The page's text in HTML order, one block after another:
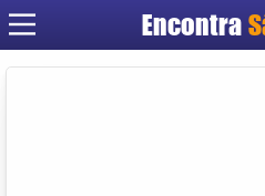
Encontra